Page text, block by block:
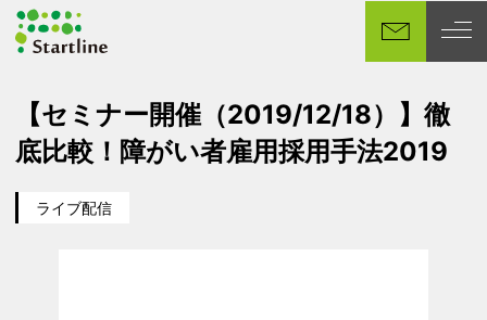
イ
へ
【セミナー開催（2019/12/18）】徹
底比較！障がい者雇用採用手法2019
カテゴリー
ライブ配信